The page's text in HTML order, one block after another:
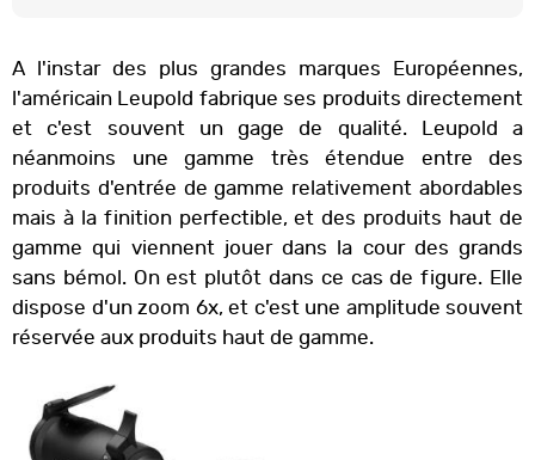
A l'instar des plus grandes marques Européennes,
l'américain Leupold fabrique ses produits directement
et c'est souvent un gage de qualité. Leupold a
néanmoins une gamme très étendue entre des
produits d'entrée de gamme relativement abordables
mais à la finition perfectible, et des produits haut de
gamme qui viennent jouer dans la cour des grands
sans bémol. On est plutôt dans ce cas de figure. Elle
dispose d'un zoom 6x, et c'est une amplitude souvent
réservée aux produits haut de gamme.